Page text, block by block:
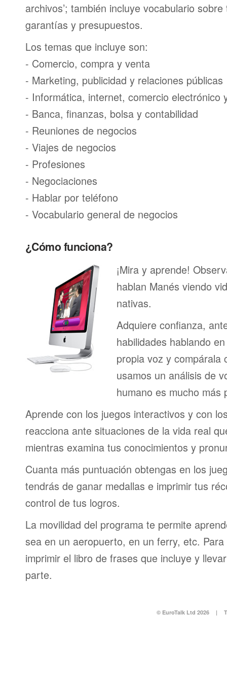
archivos’; también incluye vocabulario
garantías y presupuestos.
Los temas que incluye son:
- Comercio, compra y venta
- Marketing, publicidad y relaciones públicas
- Informática, internet, comercio electrónico
- Banca, finanzas, bolsa y contabilidad
- Reuniones de negocios
- Viajes de negocios
- Profesiones
- Negociaciones
- Hablar por teléfono
- Vocabulario general de negocios
¿Cómo funciona?
¡Mira y aprende!
hablan Manés viendo
nativas.
Adquiere confianza,
habilidades hablando
propia voz y compárala
usamos un análisis de
humano es mucho más
Aprende con los juegos interactivos y con
reacciona ante situaciones de la vida real
mientras examina tus conocimientos y
Cuanta más puntuación obtengas en los
tendrás de ganar medallas e imprimir tus
control de tus logros.
La movilidad del programa te permite
sea en un aeropuerto, en un ferry, etc.
imprimir el libro de frases que incluye y
parte.
© EuroTalk Ltd 2026 |